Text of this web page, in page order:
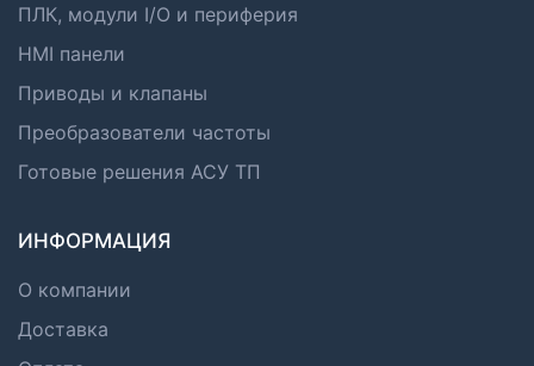
ПЛК, модули I/O и периферия
HMI панели
Приводы и клапаны
Преобразователи частоты
Готовые решения АСУ ТП
ИНФОРМАЦИЯ
О компании
Доставка